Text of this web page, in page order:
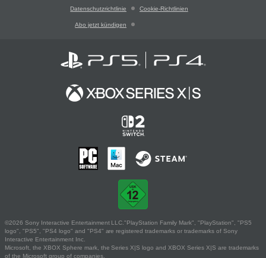
Datenschutzrichtlinie Cookie-Richtlinien
Abo jetzt kündigen
©2026 Sony Interactive Entertainment LLC."PlayStation Family Mark", "PlayStation", "PS5
logo", "PS5", "PS4 logo" and "PS4" are registered trademarks or trademarks of Sony
Interactive Entertainment Inc.
Microsoft, the XBOX Sphere mark, the Series X|S logo and XBOX Series X|S are trademarks
of the Microsoft group of companies.